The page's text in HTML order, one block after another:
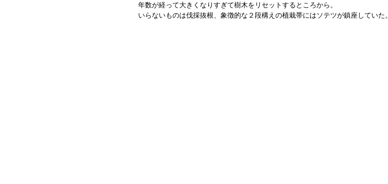
年数が経って大きくなりすぎて樹木をリセットするところから。
いらないものは伐採抜根、象徴的な２段構えの植栽帯にはソテツが鎮座していた。